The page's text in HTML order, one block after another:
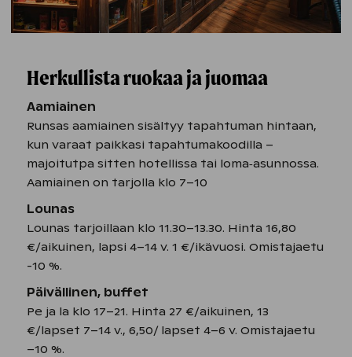
Herkullista ruokaa ja juomaa
Aamiainen
Runsas aamiainen sisältyy tapahtuman hintaan,
kun varaat paikkasi tapahtumakoodilla –
majoitutpa sitten hotellissa tai loma‑asunnossa.
Aamiainen on tarjolla klo 7–10
Lounas
Lounas tarjoillaan klo 11.30–13.30. Hinta 16,80
€/aikuinen, lapsi 4–14 v. 1 €/ikävuosi. Omistajaetu
-10 %.
Päivällinen, buffet
Pe ja la klo 17–21. Hinta 27 €/aikuinen, 13
€/lapset 7–14 v., 6,50/ lapset 4–6 v. Omistajaetu
–10 %.